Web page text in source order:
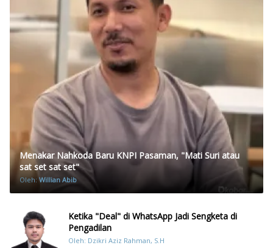
Menakar Nahkoda Baru KNPI Pasaman, "Mati Suri atau
sat set sat set"
Oleh:Willian Abib
Ketika "Deal" di WhatsApp Jadi Sengketa di
Pengadilan
Oleh: Dzikri Aziz Rahman, S.H